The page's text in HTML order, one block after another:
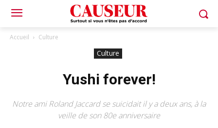
Accueil Culture
Culture
Yushi forever!
Notre ami Roland Jaccard se suicidait il y a deux ans, à la
veille de son 80e anniversaire